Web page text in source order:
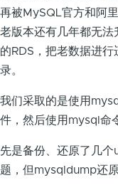
再被MySQL官方和阿
老版本还有几年都无
的RDS，把老数据进
录。
我们采取的是使用
件，然后使用mysql命
先是备份、还原了几
题，但mysqldump还